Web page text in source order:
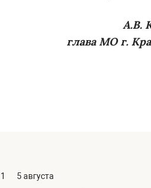
А.В.
глава МО г.
5 августа